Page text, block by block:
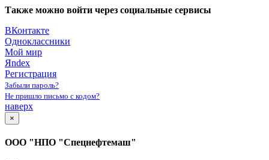
Также можно войти через социальные сервисы
ВКонтакте
Одноклассники
Мой мир
Яndex
Регистрация
Забыли пароль?
Не пришло письмо с кодом?
наверх
×
ООО "НПО "Спецнефтемаш"